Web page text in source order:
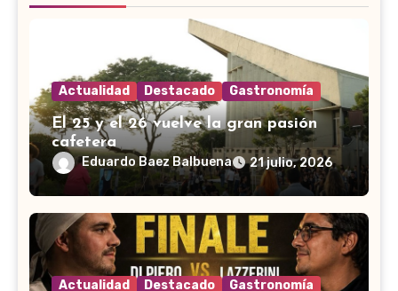
Actualidad Destacado Gastronomía
El 25 y el 26 vuelve la gran pasión
cafetera
Eduardo Baez Balbuena 21 julio, 2026
Actualidad Destacado Gastronomía